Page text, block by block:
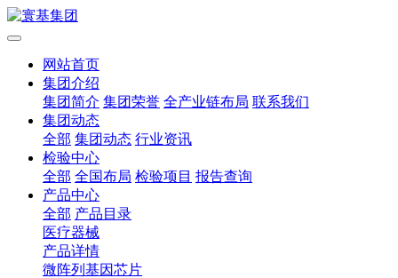
网站首页
集团介绍
集团简介 集团荣誉 全产业链布局 联系我们
集团动态
全部 集团动态 行业资讯
检验中心
全部 全国布局 检验项目 报告查询
产品中心
全部 产品目录
医疗器械
产品详情
微阵列基因芯片